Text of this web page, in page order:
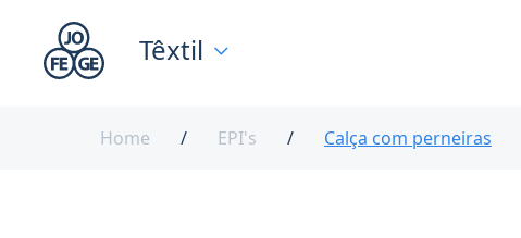
Têxtil
Home EPI's Calça com perneiras